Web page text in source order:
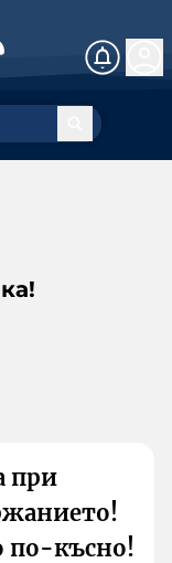
при
по-късно!